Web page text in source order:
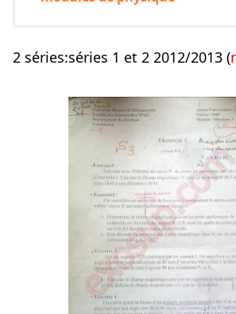
2 séries:séries 1 et 2 2012/2013 (